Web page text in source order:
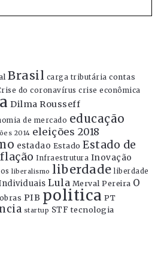
Brasil carga tributária contas
do coronavírus crise econômica
Dilma Rousseff
de mercado educação
2014 eleições 2018
estadao Estado Estado de
Infraestrutura Inovação
liberalismo liberdade liberdade
Lula Merval Pereira O
PIB politica PT
startup STF tecnologia